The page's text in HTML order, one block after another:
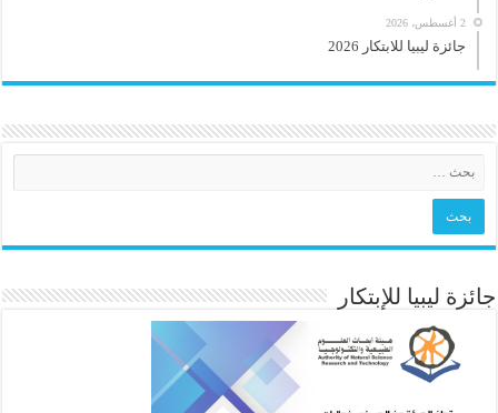
2 أغسطس، 2026
جائزة ليبيا للابتكار 2026
جائزة ليبيا للإبتكار